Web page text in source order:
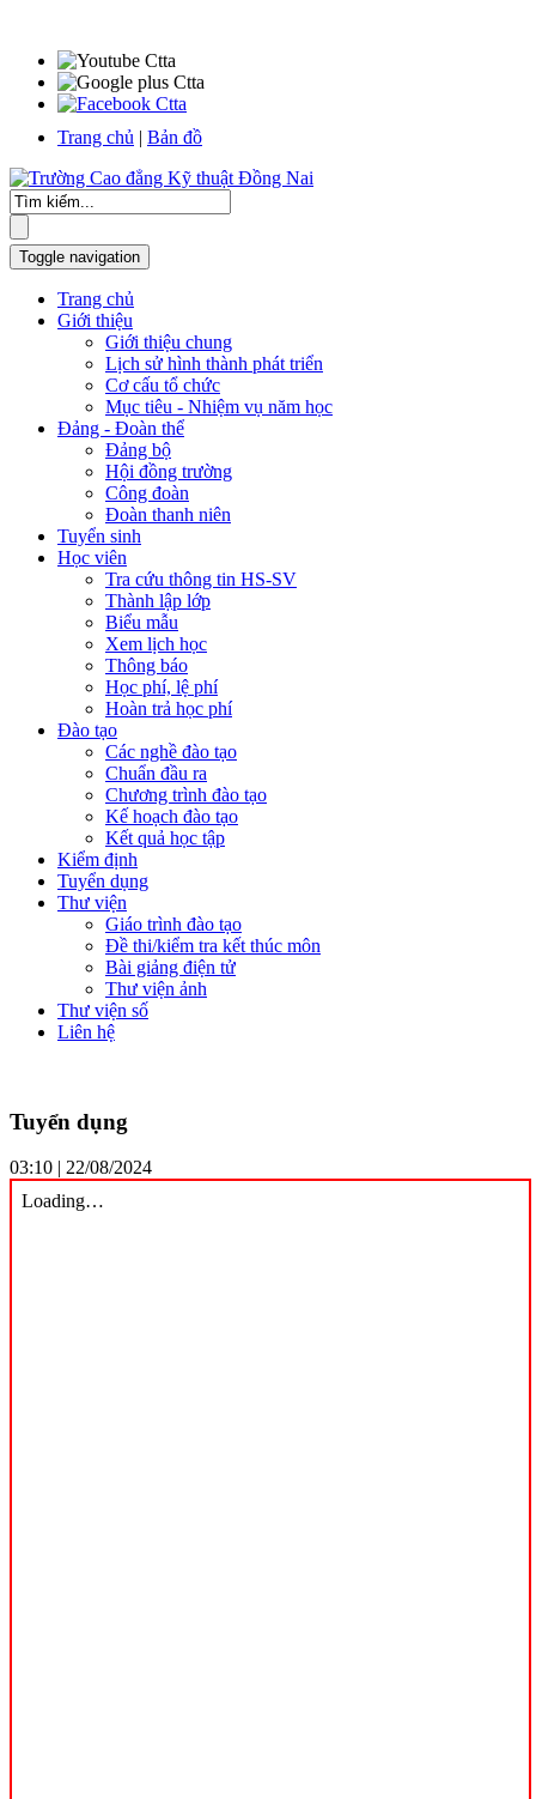
Trang chủ | Bản đồ
Toggle navigation
Trang chủ
Giới thiệu
Giới thiệu chung
Lịch sử hình thành phát triển
Cơ cấu tổ chức
Mục tiêu - Nhiệm vụ năm học
Đảng - Đoàn thể
Đảng bộ
Hội đồng trường
Công đoàn
Đoàn thanh niên
Tuyển sinh
Học viên
Tra cứu thông tin HS-SV
Thành lập lớp
Biểu mẫu
Xem lịch học
Thông báo
Học phí, lệ phí
Hoàn trả học phí
Đào tạo
Các nghề đào tạo
Chuẩn đầu ra
Chương trình đào tạo
Kế hoạch đào tạo
Kết quả học tập
Kiểm định
Tuyển dụng
Thư viện
Giáo trình đào tạo
Đề thi/kiểm tra kết thúc môn
Bài giảng điện tử
Thư viện ảnh
Thư viện số
Liên hệ
Tuyển dụng
03:10 | 22/08/2024